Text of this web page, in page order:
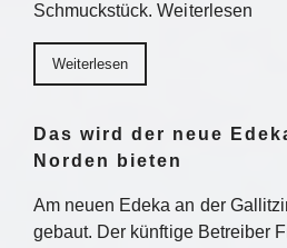
Schmuckstück. Weiterlesen
Weiterlesen
Das wird der neue
Norden bieten
Am neuen Edeka an der
gebaut. Der künftige Betreiber